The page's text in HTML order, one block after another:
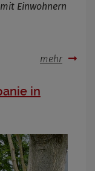
Einwohnern
mehr
in